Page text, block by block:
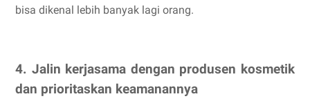
bisa dikenal lebih banyak lagi orang.
4. Jalin kerjasama dengan produsen kosmetik
dan prioritaskan keamanannya